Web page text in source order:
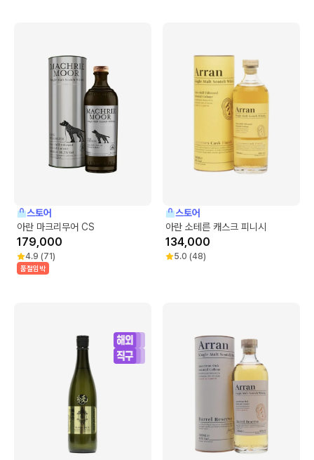
스토어
아란 마크리무어 CS
179,000
4.9 (71)
품절임박
스토어
아란 소테른 캐스크 피니시
134,000
5.0 (48)